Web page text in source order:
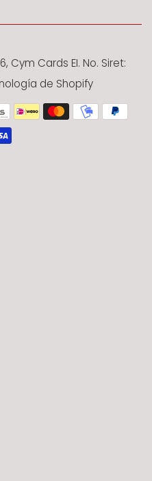
Cym Cards EI. No. Siret:
de Shopify